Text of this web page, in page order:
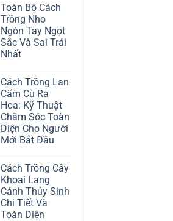
Kỹ
Thuật
Chăm
Sóc
Lá
Bạc
Tinh
bình
luận
Cách
Trồng
Địa
Lan
Hướng
Dẫn
Chi
Tiết
Trồng
Và
Chăm
Sóc
A-
Toàn Bộ Cách
Trồng Nho
Ngón Tay Ngọt
Sắc Và Sai Trái
Nhất
bình
luận
ở
Toàn
Bộ
Cách
Trồng
Nho
Ngón
Sắc
Và
Sai
Trái
Nhất
Cách Trồng Lan
Cẩm Cù Ra
Hoa: Kỹ Thuật
Chăm Sóc Toàn
Diện Cho Người
Mới Bắt Đầu
bình
luận
ở
Cách
Trồng
Lan
Cẩm
Cách Trồng Cây
Khoai Lang
Cảnh Thủy Sinh
Chi Tiết Và
Toàn Diện